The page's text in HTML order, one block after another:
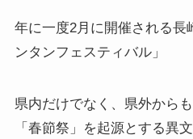
年に一度2月に開催される長
ンタンフェスティバル」
県内だけでなく、県外から
「春節祭」を起源とする異